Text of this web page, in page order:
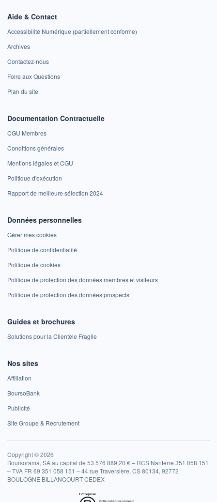
Aide & Contact
Accessibilité Numérique (partiellement conforme)
Archives
Contactez-nous
Foire aux Questions
Plan du site
Documentation Contractuelle
CGU Membres
Conditions générales
Mentions légales et CGU
Politique d'exécution
Rapport de meilleure sélection 2024
Données personnelles
Gérer mes cookies
Politique de confidentialité
Politique de cookies
Politique de protection des données membres et visiteurs
Politique de protection des données prospects
Guides et brochures
Solutions pour la Clientèle Fragile
Nos sites
Affiliation
BoursoBank
Publicité
Site Groupe & Recrutement
Copyright © 2026
Boursorama, SA au capital de 53 576 889,20 € – RCS Nanterre 351 058 151
– TVA FR 69 351 058 151 – 44 rue Traversière, CS 80134, 92772
BOULOGNE BILLANCOURT CEDEX